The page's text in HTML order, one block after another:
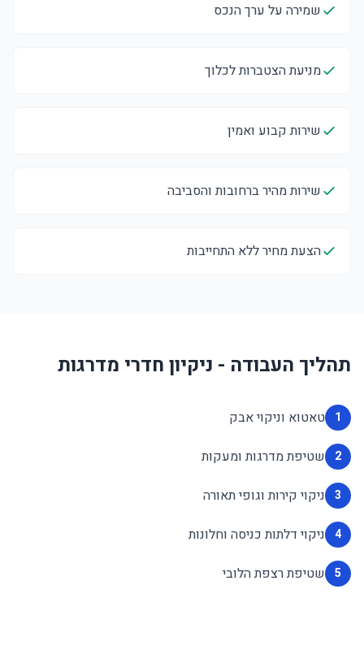
שמירה על ערך הנכס
מניעת הצטברות לכלוך
שירות קבוע ואמין
שירות מהיר ברחובות והסביבה
הצעת מחיר ללא התחייבות
תהליך העבודה - ניקיון חדרי מדרגות
1 טאטוא וניקוי אבק
2 שטיפת מדרגות ומעקות
3 ניקוי קירות וגופי תאורה
4 ניקוי דלתות כניסה וחלונות
5 שטיפת רצפת הלובי